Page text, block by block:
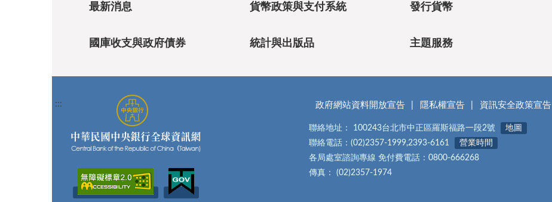
最新消息 貨幣政策與支付系統 發行貨幣
國庫收支與政府債券 統計與出版品 主題服務
::: 政府網站資料開放宣告 隱私權宣告 資訊安全政策宣告
聯絡地址： 100243台北市中正區羅斯福路一段2號
地圖
聯絡電話：(02)2357-1999,2393-6161
營業時間
各局處室諮詢專線 免付費電話：0800-666268
傳真： (02)2357-1974